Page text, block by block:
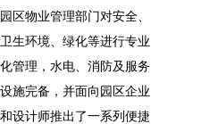
园区物业管理部门对安全、
卫生环境、绿化等进行专业
化管理，水电、消防及服务
设施完备，并面向园区企业
和设计师推出了一系列便捷